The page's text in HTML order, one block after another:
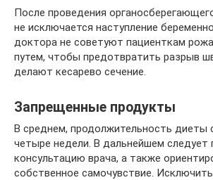
После проведения
не исключается наступление
доктора не советуют пациенткам
путем, чтобы предотвратить разрыв
делают кесарево сечение.
Запрещенные продукты
В среднем, продолжительность диеты
четыре недели. В дальнейшем следует
консультацию врача, а также
собственное самочувствие.